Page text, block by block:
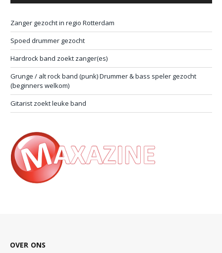
Zanger gezocht in regio Rotterdam
Spoed drummer gezocht
Hardrock band zoekt zanger(es)
Grunge / alt rock band (punk) Drummer & bass speler gezocht
(beginners welkom)
Gitarist zoekt leuke band
OVER ONS